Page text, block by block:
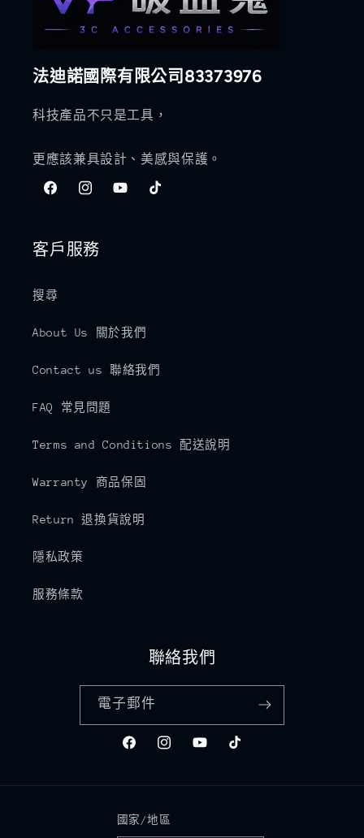
法迪諾國際有限公司83373976
科技產品不只是工具，
更應該兼具設計、美感與保護。
FacebookInstagramYouTubeTikTok
客戶服務
搜尋
About Us 關於我們
Contact us 聯絡我們
FAQ 常見問題
Terms and Conditions 配送說明
Warranty 商品保固
Return 退換貨說明
隱私政策
服務條款
聯絡我們
電子郵件
FacebookInstagramYouTubeTikTok
國家/地區